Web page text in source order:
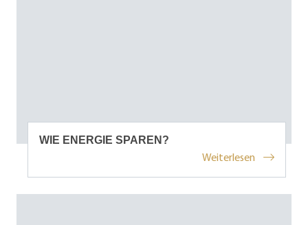
WIE ENERGIE SPAREN?
Weiterlesen